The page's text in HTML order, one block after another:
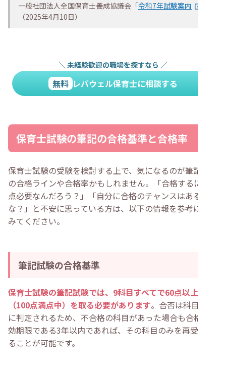
一般社団法人全国保育士養成協議会「令和7年試験案内
（2025年4月10日）
＼ 未経験歓迎の職場を探すなら ／
無料 レバウェル保育士に相談する
保育士試験の筆記の合格基準と合格率
保育士試験の受験を検討する上で、気になるのが筆記試験
の合格ラインや合格率かもしれません。「合格するには何
点必要なんだろう？」「自分に合格のチャンスはあるのか
な？」と不安に思っている方は、以下の情報を参考にして
みてください。
筆記試験の合格基準
保育士試験の筆記試験では、9科目すべてで60点以上
（100点満点中）を取る必要があります。合否は科目ごと
に判定されるため、不合格の科目があった場合も合格の有
効期限である3年以内であれば、その科目のみを再受験す
ることが可能です。